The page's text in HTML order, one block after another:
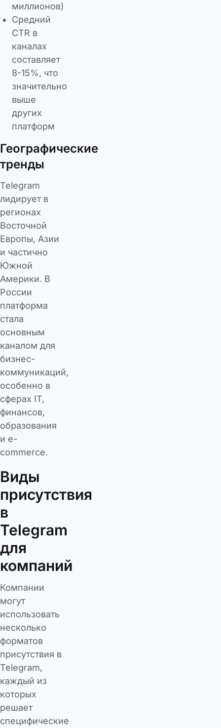
миллионов)
Средний
CTR в
каналах
составляет
8-15%, что
значительно
выше
других
платформ
Географические
тренды
Telegram
лидирует в
регионах
Восточной
Европы, Азии
и частично
Южной
Америки. В
России
платформа
стала
основным
каналом для
бизнес-
коммуникаций,
особенно в
сферах IT,
финансов,
образования
и e-
commerce.
Виды
присутствия
в
Telegram
для
компаний
Компании
могут
использовать
несколько
форматов
присутствия в
Telegram,
каждый из
которых
решает
специфические